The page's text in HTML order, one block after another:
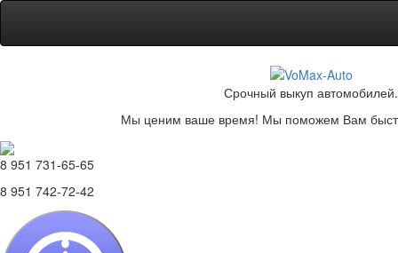
Срочный выкуп автомобилей.
Мы ценим ваше время! Мы поможем Вам
8 951 731-65-65
8 951 742-72-42